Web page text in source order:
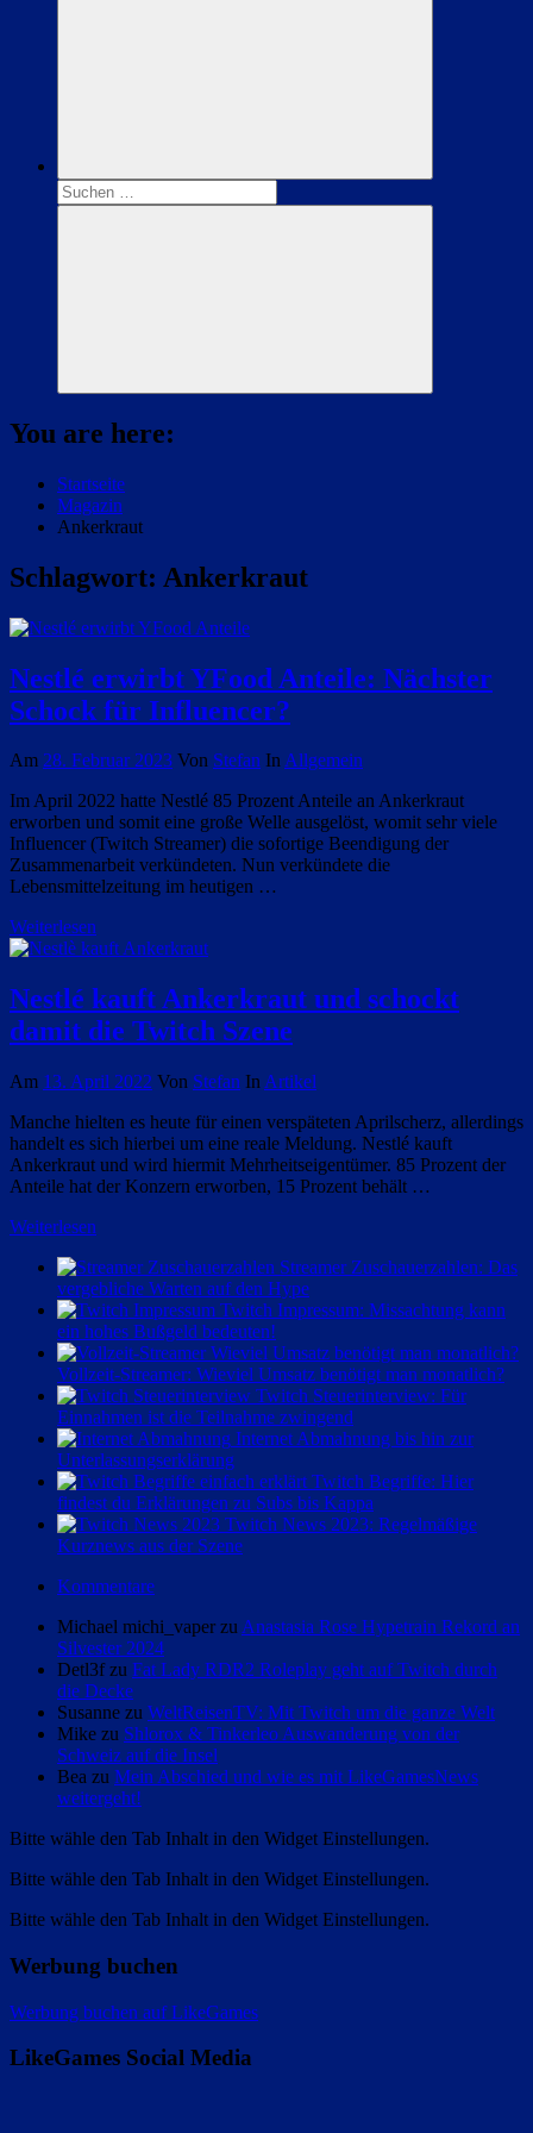
Suchen
nach:
Suchen
You are here:
Startseite
Magazin
Ankerkraut
Schlagwort: Ankerkraut
Nestlé erwirbt YFood Anteile: Nächster
Schock für Influencer?
Am 28. Februar 2023 Von Stefan InAllgemein
Im April 2022 hatte Nestlé 85 Prozent Anteile an Ankerkraut
erworben und somit eine große Welle ausgelöst, womit sehr viele
Influencer (Twitch Streamer) die sofortige Beendigung der
Zusammenarbeit verkündeten. Nun verkündete die
Lebensmittelzeitung im heutigen …
Weiterlesen
Nestlé kauft Ankerkraut und schockt
damit die Twitch Szene
Am 13. April 2022 Von Stefan In Artikel
Manche hielten es heute für einen verspäteten Aprilscherz, allerdings
handelt es sich hierbei um eine reale Meldung. Nestlé kauft
Ankerkraut und wird hiermit Mehrheitseigentümer. 85 Prozent der
Anteile hat der Konzern erworben, 15 Prozent behält …
Weiterlesen
Streamer Zuschauerzahlen: Das
vergebliche Warten auf den Hype
Twitch Impressum: Missachtung kann
ein hohes Bußgeld bedeuten!
Vollzeit-Streamer: Wieviel Umsatz benötigt man monatlich?
Twitch Steuerinterview: Für
Einnahmen ist die Teilnahme zwingend
Internet Abmahnung bis hin zur
Unterlassungserklärung
Twitch Begriffe: Hier
findest du Erklärungen zu Subs bis Kappa
Twitch News 2023: Regelmäßige
Kurznews aus der Szene
Kommentare
Michael michi_vaper zu Anastasia Rose Hypetrain Rekord an
Silvester 2024
Detl3f zu Fat Lady RDR2 Roleplay geht auf Twitch durch
die Decke
Susanne zu WeltReisenTV: Mit Twitch um die ganze Welt
Mike zu Shlorox & Tinkerleo Auswanderung von der
Schweiz auf die Insel
Bea zu Mein Abschied und wie es mit LikeGamesNews
weitergeht!
Bitte wähle den Tab Inhalt in den Widget Einstellungen.
Bitte wähle den Tab Inhalt in den Widget Einstellungen.
Bitte wähle den Tab Inhalt in den Widget Einstellungen.
Werbung buchen
Werbung buchen auf LikeGames
LikeGames Social Media